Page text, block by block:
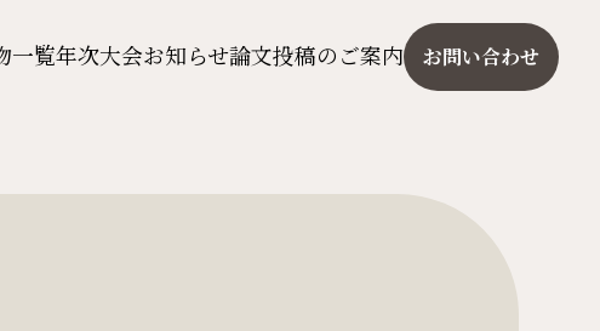
一覧年次大会お知らせ論文投稿のご案内 お問い合わせ